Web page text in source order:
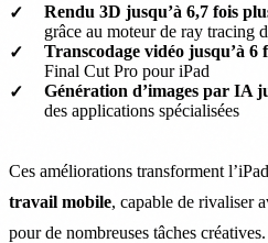
Rendu 3D jusqu’à 6,7 fois
grâce au moteur de ray tracing
Transcodage vidéo jusqu’à
Final Cut Pro pour iPad
Génération d’images par IA
des applications spécialisées
Ces améliorations transforment
travail mobile, capable de rivaliser
pour de nombreuses tâches créatives.